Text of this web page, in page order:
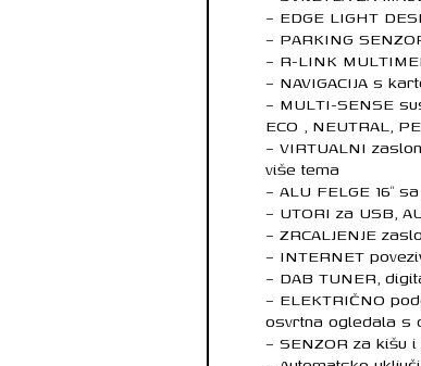
– EDGE LIGHT
– PARKING
– R-LINK
– NAVIGACIJA s
– MULTI-SENSE
ECO , NEUTRAL,
– VIRTUALNI
više tema
– ALU FELGE 16″
– UTORI za USB,
– ZRCALJENJE
– INTERNET
– DAB TUNER,
– ELEKTRIČNO
osvrtna ogledala s
– SENZOR za kišu